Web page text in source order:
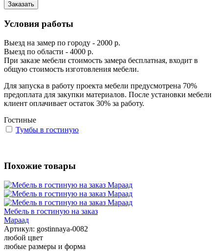
Заказать
Условия работы
Выезд на замер по городу - 2000 р.
Выезд по области - 4000 р.
При заказе мебели стоимость замера бесплатная, входит в
общую стоимость изготовления мебели.
Для запуска в работу проекта мебели предусмотрена 70%
предоплата для закупки материалов. После установки мебели
клиент оплачивает остаток 30% за работу.
Гостиные
Тумбы в гостиную
Похожие товары
Мебель в гостиную на заказ
Мараад
Артикул: gostinnaya-0082
любой цвет
любые размеры и форма